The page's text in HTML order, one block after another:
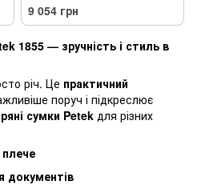
9 054 грн
1855 — зручність і стиль в
річ. Це практичний
поруч і підкреслює
сумки Petekдля різних
документів